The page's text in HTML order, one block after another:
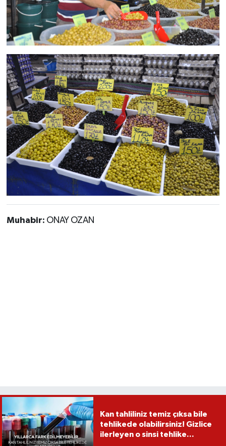
Muhabir: ONAY OZAN
Kan tahliliniz temiz çıksa bile
tehlikede olabilirsiniz! Gizlice
ilerleyen o sinsi tehlike...